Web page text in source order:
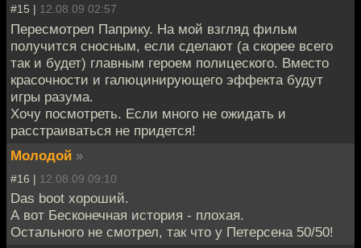
#15 | 12.08.09 02:57
Пересмотрел Паприку. На мой взгляд фильм
получится сносным, если сделают (а скорее всего
так и будет) главным героем полицеского. Вместо
красочности и галюцинирующего эффекта будут
игры разума.
Хочу посмотреть. Если много не ожидать и
расстраиваться не придется!
Молодой »
#16 | 12.08.09 09:10
Das boot хороший.
А вот Бесконечная история - плохая.
Остального не смотрел, так что у Петерсена 50/50!